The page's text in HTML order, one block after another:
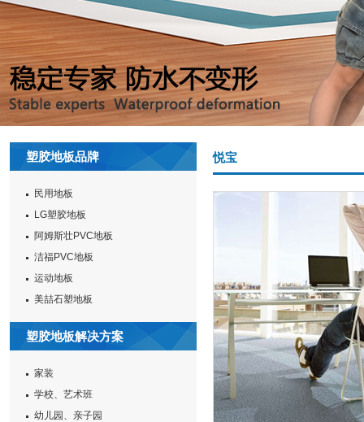
塑胶地板品牌
民用地板
LG塑胶地板
阿姆斯壮PVC地板
洁福PVC地板
运动地板
美喆石塑地板
塑胶地板解决方案
家装
学校、艺术班
幼儿园、亲子园
悦宝